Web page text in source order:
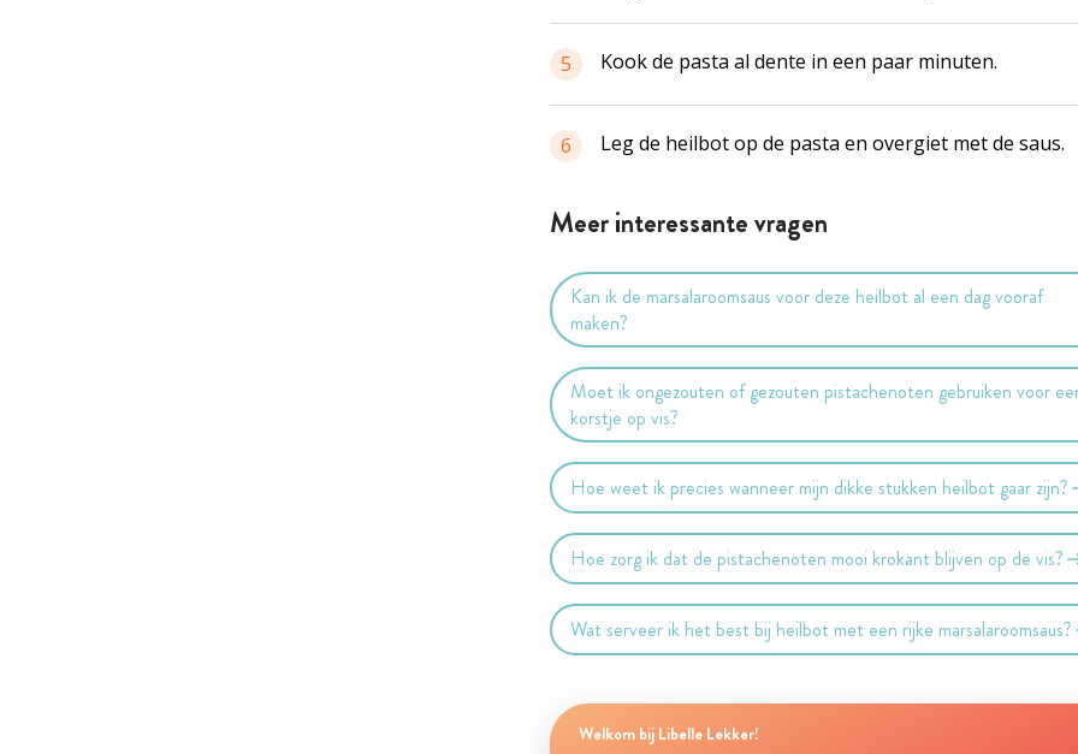
5 Kook de pasta al dente in een paar minuten.
6 Leg de heilbot op de pasta en overgiet met de saus.
Meer interessante vragen
Kan ik de marsalaroomsaus voor deze heilbot al een dag vooraf
maken?
Moet ik ongezouten of gezouten pistachenoten gebruiken voor
korstje op vis?
Hoe weet ik precies wanneer mijn dikke stukken heilbot gaar zijn?
Hoe zorg ik dat de pistachenoten mooi krokant blijven op de vis?
Wat serveer ik het best bij heilbot met een rijke marsalaroomsaus?
Welkom bij Libelle Lekker!